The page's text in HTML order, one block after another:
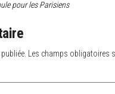
pour les Parisiens
Les champs obligatoires